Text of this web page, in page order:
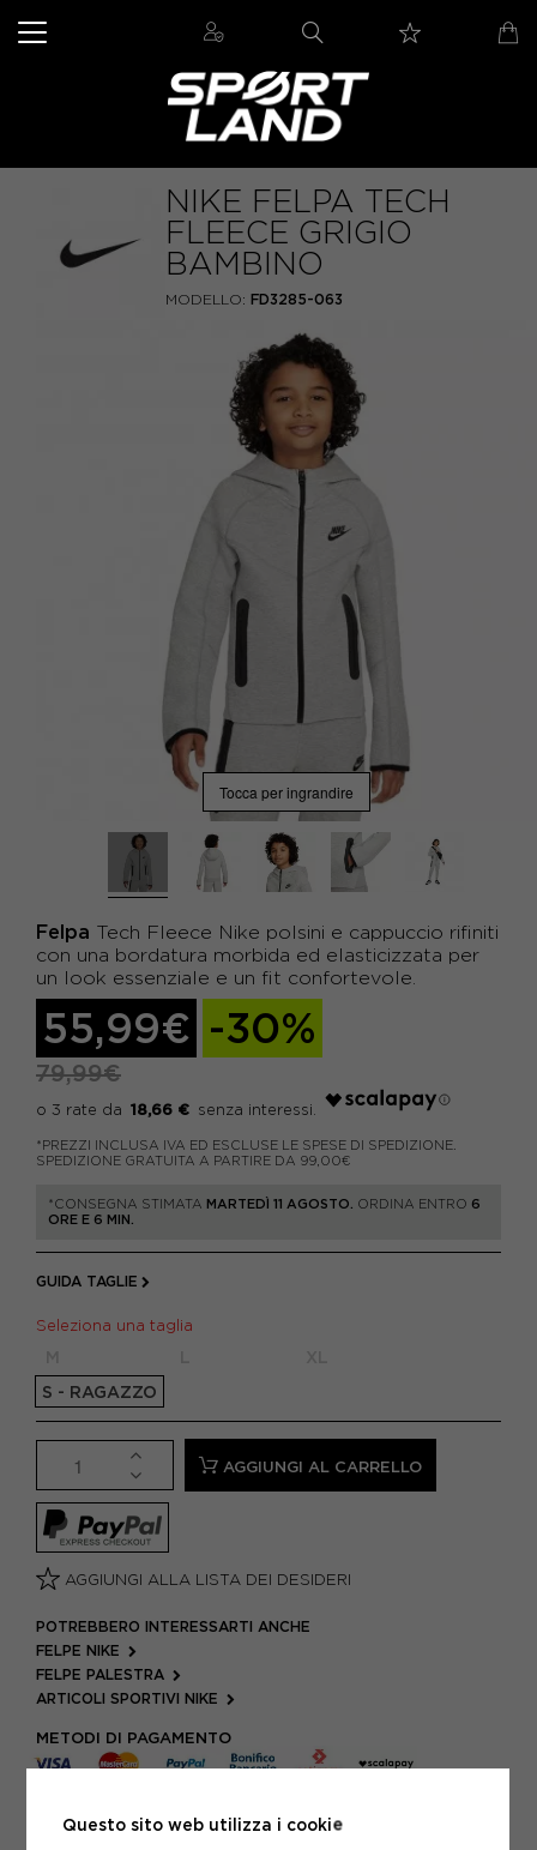
NIKE FELPA TECH
FLEECE GRIGIO
BAMBINO
MODELLO: FD3285-063
Tocca per ingrandire
Felpa Tech Fleece Nike polsini e cappuccio rifiniti
con una bordatura morbida ed elasticizzata per
un look essenziale e un fit confortevole.
55,99€ -30%
79,99€
18,66 €
*PREZZI INCLUSA IVA ED ESCLUSE LE SPESE DI SPEDIZIONE.
SPEDIZIONE GRATUITA A PARTIRE DA 99,00€
*CONSEGNA STIMATA MARTEDÌ 11 AGOSTO. ORDINA ENTRO 6
ORE E 6 MIN.
GUIDA TAGLIE
Seleziona una taglia
S - RAGAZZO
AGGIUNGI AL CARRELLO
AGGIUNGI ALLA LISTA DEI DESIDERI
POTREBBERO INTERESSARTI ANCHE
FELPE NIKE
FELPE PALESTRA
ARTICOLI SPORTIVI NIKE
METODI DI PAGAMENTO
PIÙ INFORMAZIONI
Questo sito web utilizza i cookie